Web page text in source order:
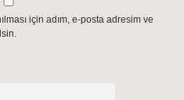
için adım, e-posta adresim ve